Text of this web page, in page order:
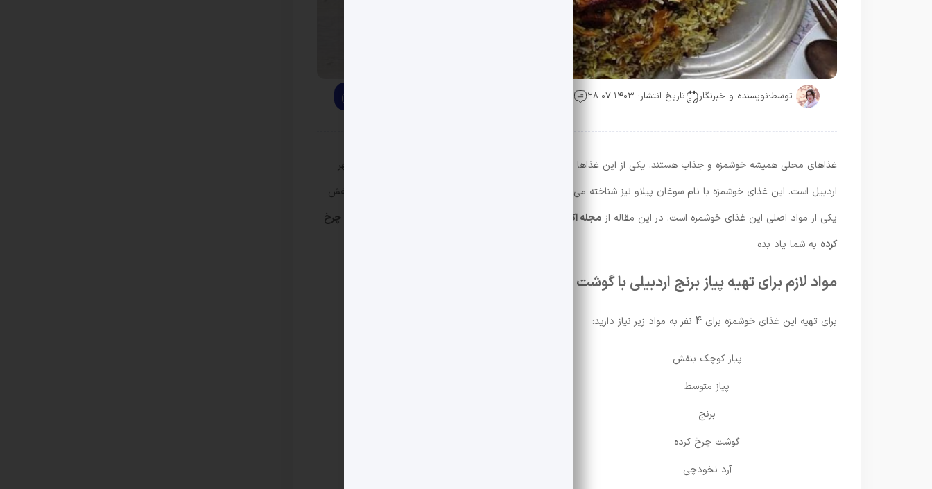
توسط:نویسنده و خبرنگار تاریخ انتشار: ۱۴۰۳-۰۷-۲۸
غذاهای محلی همیشه خوشمزه و جذاب هستند. یکی از این غذاها پیاز پلو با گوشت چرخ کرده است که در اصل مخصوص شهر
اردبیل است. این غذای خوشمزه با نام سوغان پیلاو نیز شناخته می شود زیرا سوغان در زبان ترکی به معنای پیاز است. پیاز بنفش
یکی از مواد اصلی این غذای خوشمزه است. در این مقاله از مجله اکالا
طرز تهیه پیاز برنج اردبیلی با گوشت چرخ
کرده به شما یاد بده
مواد لازم برای تهیه پیاز برنج اردبیلی با گوشت چرخ کرده
برای تهیه این غذای خوشمزه برای 4 نفر به مواد زیر نیاز دارید:
پیاز کوچک بنفش
پیاز متوسط
برنج
گوشت چرخ کرده
آرد نخودچی